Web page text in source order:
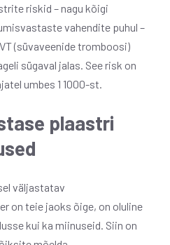
riskid – nagu kõigi
vahendite puhul –
(süvaveenide tromboosi)
sügaval jalas. See risk on
umbes 1 1000-st.
plaastri
väljastatav
on teie jaoks õige, on oluline
kui ka miinuseid. Siin on